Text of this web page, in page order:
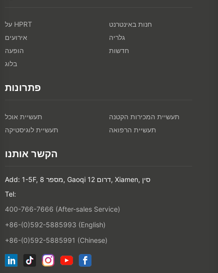
על HPRT
חנות באינטרנט
אירועים
גלריה
הופעה
חדשות
בלוג
פתרונות
תעשיית אוכל
תעשיית המכירות הקטנה
תעשיית לוגיסטיקה
תעשיית הרפואה
הקשר אותנו
Add: 1-5F, מספר 8, Gaoqi דרום 12, Xiamen, סין
Tel:
400-766-7666 (After-sales Service)
+86-(0)592-5885993 (English)
+86-(0)592-5885991 (Chinese)